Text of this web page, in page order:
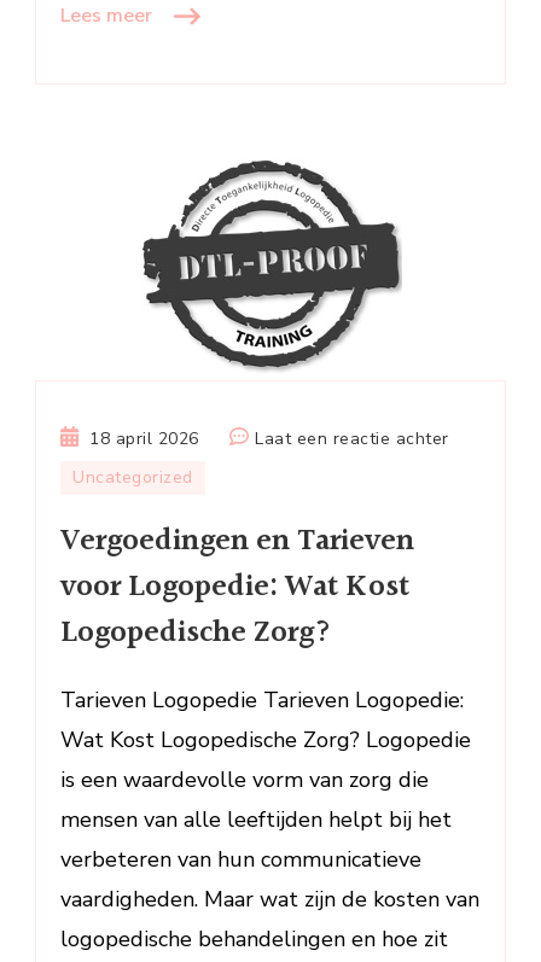
Lees meer
18 april 2026 Laat een reactie achterop
Uncategorized
Vergoedingen en Tarieven
voor Logopedie: Wat Kost
Logopedische Zorg?
Tarieven Logopedie Tarieven Logopedie:
Wat Kost Logopedische Zorg? Logopedie
is een waardevolle vorm van zorg die
mensen van alle leeftijden helpt bij het
verbeteren van hun communicatieve
vaardigheden. Maar wat zijn de kosten van
logopedische behandelingen en hoe zit